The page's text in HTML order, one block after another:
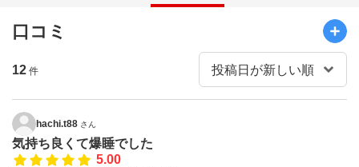
口コミ
12 件
hachi.t88 さん
気持ち良くて爆睡でした
5.00